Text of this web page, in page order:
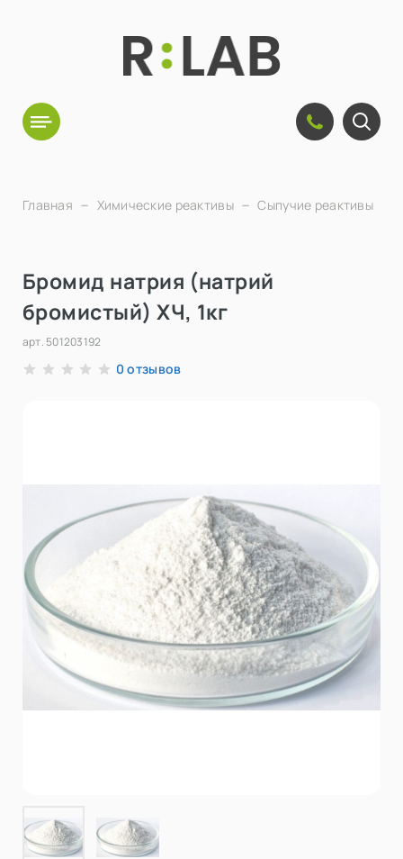
Главная Химические реактивы Сыпучие реактивы
Бромид натрия (натрий
бромистый) ХЧ, 1кг
арт. 501203192
0 отзывов